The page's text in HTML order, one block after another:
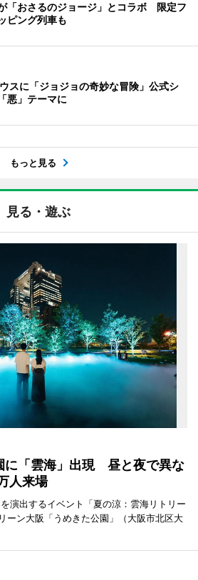
「おさるのジョージ」とコラボ 限定フ
ピング列車も
スに「ジョジョの奇妙な冒険」公式シ
悪」テーマに
もっと見る
見る・遊ぶ
に「雲海」出現 昼と夜で異な
人来場
演出するイベント「夏の涼：雲海リトリー
ーン大阪「うめきた公園」（大阪市北区大